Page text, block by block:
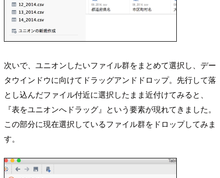
次いで、ユニオンしたいファイル群をまとめて選択し、デー
タウインドウに向けてドラッグアンドドロップ。先行して落
とし込んだファイル付近に選択したまま近付けてみると、
『表をユニオンへドラッグ』という要素が現れてきました。
この部分に現在選択しているファイル群をドロップしてみま
す。